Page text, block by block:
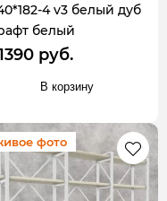
4 v3 белый дуб
белый
руб.
В корзину
фото